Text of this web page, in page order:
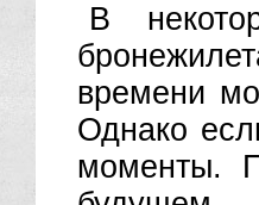
В
времени
Однако
моменты.